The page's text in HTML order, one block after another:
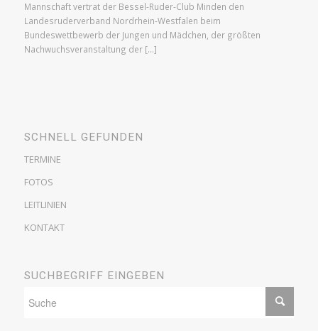
Mannschaft vertrat der Bessel-Ruder-Club Minden den
Landesruderverband Nordrhein-Westfalen beim
Bundeswettbewerb der Jungen und Mädchen, der größten
Nachwuchsveranstaltung der […]
SCHNELL GEFUNDEN
TERMINE
FOTOS
LEITLINIEN
KONTAKT
SUCHBEGRIFF EINGEBEN